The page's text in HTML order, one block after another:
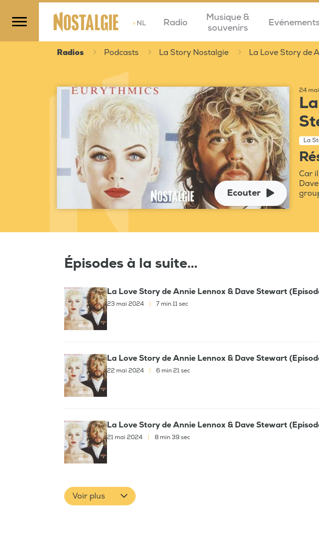
>NL Radio
Musique &
souvenirs
Radios Podcasts La Story Nostalgie La Love Story de
Ecouter
24
La
Car
Épisodes à la suite...
La Love Story de Annie Lennox & Dave Stewart
23 mai 2024 | 7 min 11 sec
La Love Story de Annie Lennox & Dave Stewart
22 mai 2024 | 6 min 21 sec
La Love Story de Annie Lennox & Dave Stewart
21 mai 2024 | 8 min 39 sec
Voir plus